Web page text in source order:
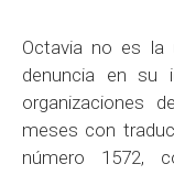
Octavia no es la
denuncia en su
organizaciones
meses con
número 1572,